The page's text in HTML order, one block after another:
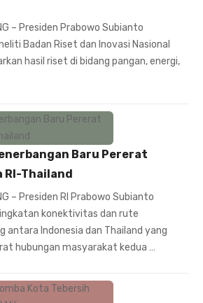
– Presiden Prabowo Subianto
Badan Riset dan Inovasi Nasional
hasil riset di bidang pangan, energi,
Baru Pererat
RI-Thailand
– Presiden RI Prabowo Subianto
konektivitas dan rute
antara Indonesia dan Thailand yang
hubungan masyarakat kedua …